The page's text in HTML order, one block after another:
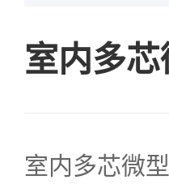
室内多
室内多芯微